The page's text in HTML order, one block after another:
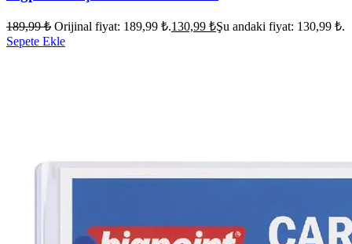
189,99₺ Orijinal fiyat: 189,99 ₺.130,99 ₺Şu andaki fiyat: 130,99 ₺.
Sepete Ekle